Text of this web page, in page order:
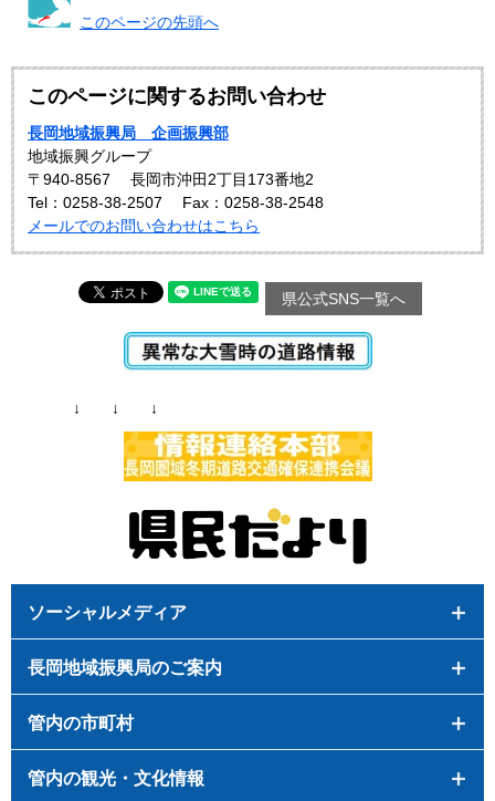
このページの先頭へ
このページに関するお問い合わせ
長岡地域振興局 企画振興部
地域振興グループ
〒940-8567
長岡市沖田2丁目173番地2
Tel：0258-38-2507
Fax：0258-38-2548
メールでのお問い合わせはこちら
県公式SNS一覧へ
↓ ↓ ↓
ソーシャルメディア
長岡地域振興局のご案内
管内の市町村
管内の観光・文化情報